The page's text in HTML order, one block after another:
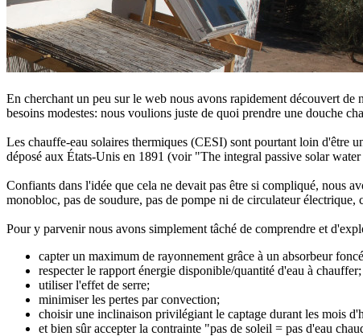
En cherchant un peu sur le web nous avons rapidement découvert
besoins modestes: nous voulions juste de quoi prendre une douche
Les chauffe-eau solaires thermiques (CESI) sont pourtant loin d'être
déposé aux États-Unis en 1891 (voir "The integral passive solar
Confiants dans l'idée que cela ne devait pas être si compliqué, nous
monobloc, pas de soudure, pas de pompe ni de circulateur
Pour y parvenir nous avons simplement tâché de comprendre et
capter un maximum de rayonnement grâce à un absorbeur
respecter le rapport énergie disponible/quantité d'eau à chauffer;
utiliser l'effet de serre;
minimiser les pertes par convection;
choisir une inclinaison privilégiant le captage durant les mois
et bien sûr accepter la contrainte "pas de soleil = pas d'eau